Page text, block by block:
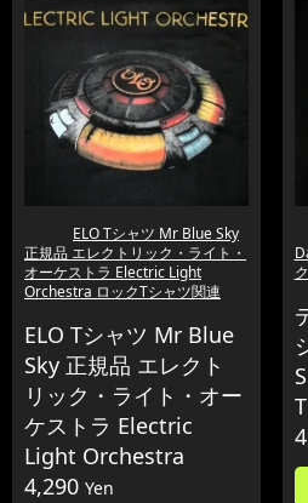
ELO Tシャツ Mr Blue Sky
正規品 エレクトリック・ライト・
オーケストラ Electric Light
Orchestra ロックTシャツ関連
ELO Tシャツ Mr Blue
Sky 正規品 エレクト
リック・ライト・オー
ケストラ Electric
Light Orchestra
4,290 Yen